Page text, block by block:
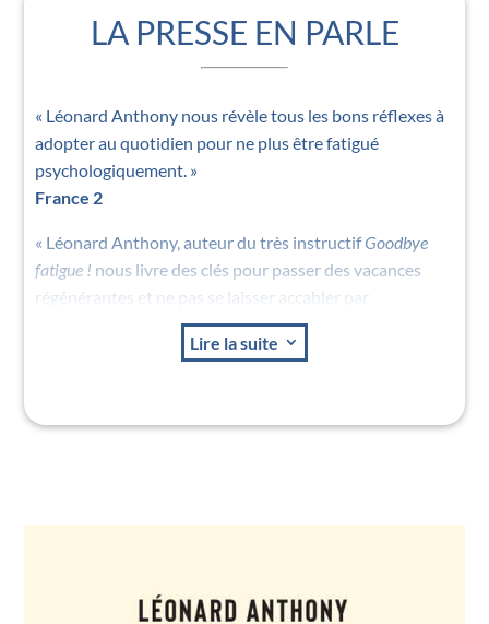
LA PRESSE EN PARLE
« Léonard Anthony nous révèle tous les bons réflexes à
adopter au quotidien pour ne plus être fatigué
psychologiquement. »
France 2
« Léonard Anthony, auteur du très instructifGoodbye
fatigue ! nous livre des clés pour passer des vacances
régénérantes et ne pas se laisser accabler par
Marie Claire Respirations
excellent ouvrage :Goodbye fatigue ! L’art de ne plus subir
« Léonard Anthony, praticien en hypnose et spécialiste
Femme Actuelle
Lire la suite 3